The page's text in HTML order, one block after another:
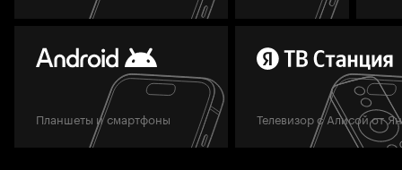
Планшеты и смартфоны Телевизор с Алисой от